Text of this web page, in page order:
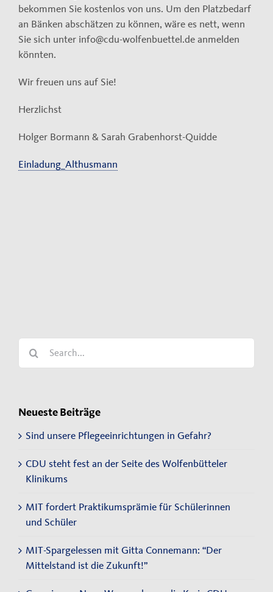
bekommen Sie kostenlos von uns. Um den Platzbedarf
an Bänken abschätzen zu können, wäre es nett, wenn
Sie sich unter info@cdu-wolfenbuettel.de anmelden
könnten.
Wir freuen uns auf Sie!
Herzlichst
Holger Bormann & Sarah Grabenhorst-Quidde
Einladung_Althusmann
for:
Neueste Beiträge
Sind unsere Pflegeeinrichtungen in Gefahr?
CDU steht fest an der Seite des Wolfenbütteler
Klinikums
MIT fordert Praktikumsprämie für Schülerinnen
und Schüler
MIT-Spargelessen mit Gitta Connemann: “Der
Mittelstand ist die Zukunft!”